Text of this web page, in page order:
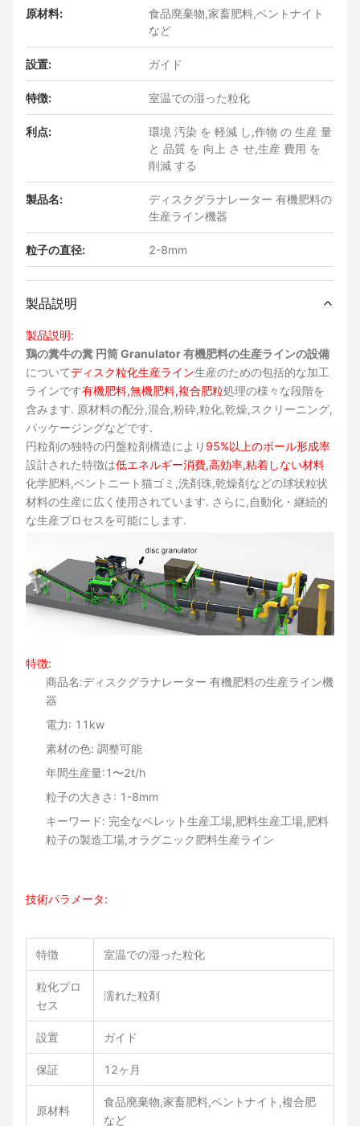
原材料:
食品廃棄物,家畜肥料,ベントナイト
など
設置: ガイド
特徴: 室温での湿った粒化
利点:
環境 汚染 を 軽減 し,作物 の 生産 量
と 品質 を 向上 さ せ,生産 費用 を
削減 する
製品名:
ディスクグラナレーター 有機肥料の
生産ライン機器
粒子の直径: 2-8mm
製品説明
製品説明:
鶏の糞牛の糞 円筒 Granulator 有機肥料の生産ラインの設備
についてディスク粒化生産ライン生産のための包括的な加工
ラインです有機肥料,無機肥料,複合肥粒処理の様々な段階を
含みます. 原材料の配分,混合,粉砕,粒化,乾燥,スクリーニング,
パッケージングなどです.
円粒剤の独特の円盤粒剤構造により 95%以上のボール形成率
設計された特徴は低エネルギー消費,高効率,粘着しない材料
化学肥料,ベントニート猫ゴミ,洗剤珠,乾燥剤などの球状粒状
材料の生産に広く使用されています. さらに,自動化・継続的
な生産プロセスを可能にします.
特徴:
商品名:ディスクグラナレーター 有機肥料の生産ライン機
器
電力: 11kw
素材の色: 調整可能
年間生産量:1〜2t/h
粒子の大きさ: 1-8mm
キーワード: 完全なペレット生産工場,肥料生産工場,肥料
粒子の製造工場,オラグニック肥料生産ライン
技術パラメータ:
特徴 室温での湿った粒化
粒化プロ
セス
濡れた粒剤
設置 ガイド
保証 12ヶ月
原材料
食品廃棄物,家畜肥料,ベントナイト,複合肥
など